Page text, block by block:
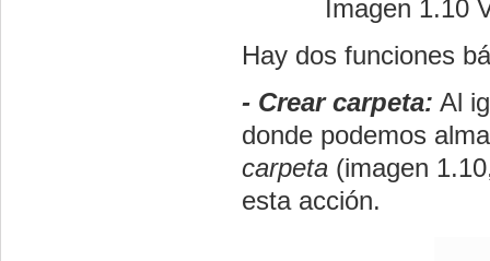
Imagen 1.10
Hay dos funciones
- Crear carpeta: Al
donde podemos
carpeta (imagen
esta acción.